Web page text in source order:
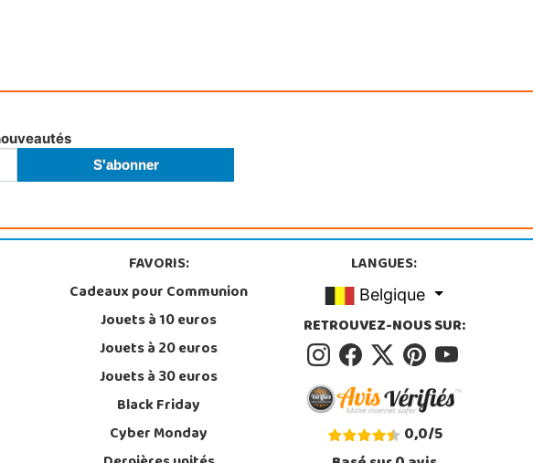
FAVORIS:
Cadeaux pour Communion
Jouets à 10 euros
Jouets à 20 euros
Jouets à 30 euros
Black Friday
Cyber Monday
LANGUES:
Belgique
RETROUVEZ-NOUS SUR:
0,0/5